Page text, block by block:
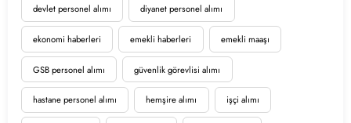
devlet personel alımı diyanet personel alımı
ekonomi haberleri emekli haberleri emekli maaşı
GSB personel alımı güvenlik görevlisi alımı
hastane personel alımı hemşire alımı işçi alımı